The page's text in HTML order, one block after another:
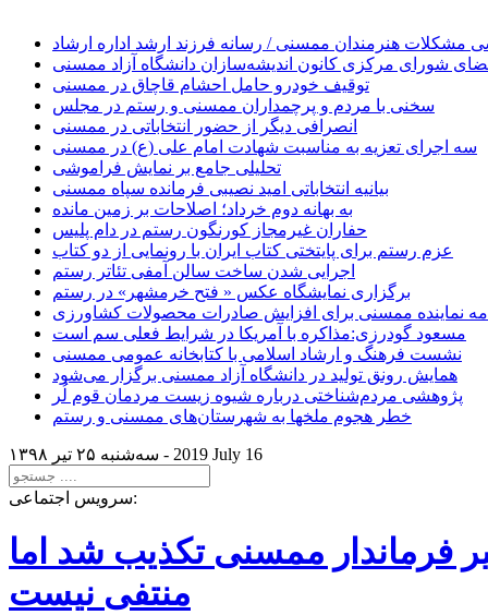
مشکلات هنرمندان ممسنی / رسانه فرزند ارشد اداره ارشاد
شورای مرکزی کانون اندیشه‌سازان دانشگاه آزاد ممسنی
توقیف خودرو حامل احشام قاچاق در ممسنی
سخنی با مردم و پرچمداران ممسنی و رستم در مجلس
انصرافی دیگر از حضور انتخاباتی در ممسنی
سه اجرای تعزیه به مناسبت شهادت امام علی (ع) در ممسنی
تحلیلی جامع بر نمایش فراموشی
بیانیه انتخاباتی امید نصیبی فرمانده سپاه ممسنی
به بهانه دوم خرداد؛ اصلاحات بر زمین مانده
حفاران غیرمجاز کورنگون رستم در دام پلیس
عزم رستم برای پایتختی کتاب ایران با رونمایی از دو کتاب
اجرایی شدن ساخت سالن آمفی تئاتر رستم
برگزاری نمایشگاه عکس « فتح خرمشهر» در رستم
نماینده ممسنی برای افزایش صادرات محصولات کشاورزی
مسعود گودرزی:مذاکره با آمریکا در شرایط فعلی سم است
نشست فرهنگ و ارشاد اسلامی با کتابخانه عمومی ممسنی
همایش رونق تولید در دانشگاه آزاد ممسنی برگزار می‌شود
پژوهشی مردم‌شناختی درباره شیوه زیست مردمان قوم لُر
خطر هجوم ملخها به شهرستان‌های ممسنی و رستم
سه‌شنبه ۲۵ تير ۱۳۹۸ - 2019 July 16
سرویس اجتماعی:
فرماندار ممسنی تکذیب شد اما
منتفی نیست